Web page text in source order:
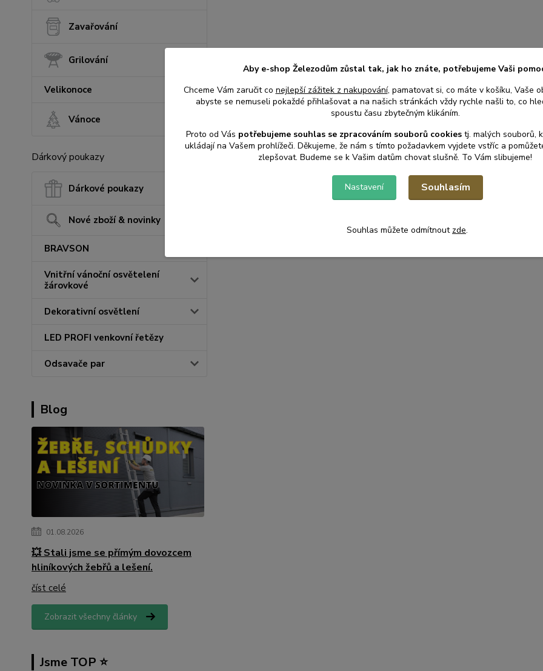
Zavařování
Grilování
Velikonoce
Vánoce
Dárkový poukazy
Dárkové poukazy
Nové zboží & novinky
BRAVSON
Vnitřní vánoční osvětelení
žárovkové
Dekorativní osvětlení
LED PROFI venkovní řetězy
Odsavače par
Blog
01.08.2026
💥 Stali jsme se přímým dovozcem
hliníkových žebřů a lešení.
číst celé
Zobrazit všechny články
Jsme TOP ⭐️
Aby e-shop Železodům zůstal tak, jak ho znáte, potřebujeme Vaši
Chceme Vám zaručit co nejlepší zážitek z nakupování, pamatovat si, co máte v košíku, Vaše
abyste se nemuseli pokaždé přihlašovat a na našich stránkách vždy rychle našli to, co
spoustu času zbytečným klikáním.
Proto od Vás potřebujeme souhlas se zpracováním souborů cookies tj. malých souborů,
ukládají na Vašem prohlížeči. Děkujeme, že nám s tímto požadavkem vyjdete vstříc a
zlepšovat. Budeme se k Vašim datům chovat slušně. To Vám slibujeme!
Nastavení Souhlasím
Souhlas můžete odmítnout zde.